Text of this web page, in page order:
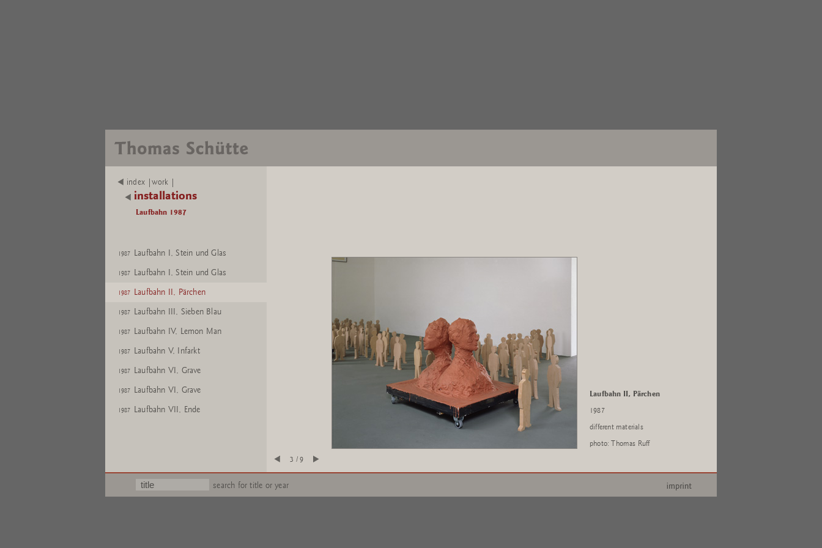
index |work |
installations
Laufbahn 1987
1987 Laufbahn I, Stein und Glas
1987 Laufbahn I, Stein und Glas
1987 Laufbahn II, Pärchen
1987 Laufbahn III, Sieben Blau
1987 Laufbahn IV, Lemon Man
1987 Laufbahn V, Infarkt
1987 Laufbahn VI, Grave
1987 Laufbahn VI, Grave
1987 Laufbahn VII, Ende
Laufbahn II, Pärchen
1987
different materials
photo: Thomas Ruff
3 / 9
search for title or year